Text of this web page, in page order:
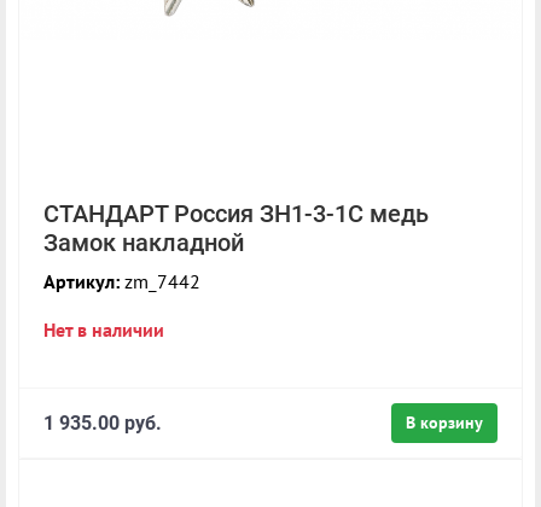
СТАНДАРТ Россия ЗН1-3-1С медь
Замок накладной
Артикул: zm_7442
Нет в наличии
В корзину
1 935.00 руб.